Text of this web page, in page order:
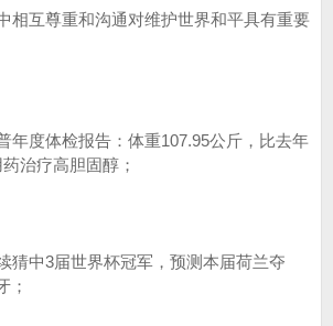
相互尊重和沟通对维护世界和平具有重要
年度体检报告：体重107.95公斤，比去年
治疗高胆固醇；
猜中3届世界杯冠军，预测本届荷兰夺
；